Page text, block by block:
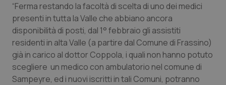
Liguria
Lombardia
Marche
Disturbi dell’umore
Dolore
Donna & Salute
“Ferma restando la facoltà di scelta di uno dei medici
presenti in tutta la Valle che abbiano ancora
disponibilità di posti, dal 1° febbraio gli assistiti
residenti in alta Valle (a partire dal Comune di Frassino)
già in carico al dottor Coppola, i quali non hanno potuto
scegliere un medico con ambulatorio nel comune di
Sampeyre, ed i nuovi iscritti in tali Comuni, potranno